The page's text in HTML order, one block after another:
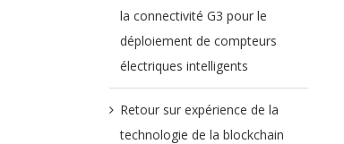
la connectivité G3 pour le
déploiement de compteurs
électriques intelligents
Retour sur expérience de la
technologie de la blockchain